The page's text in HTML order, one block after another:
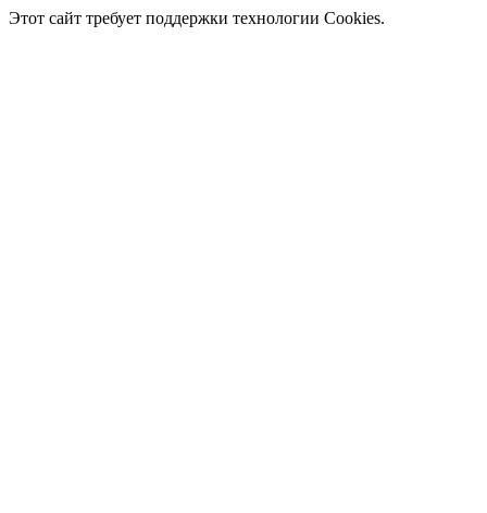
Этот сайт требует поддержки технологии Cookies.